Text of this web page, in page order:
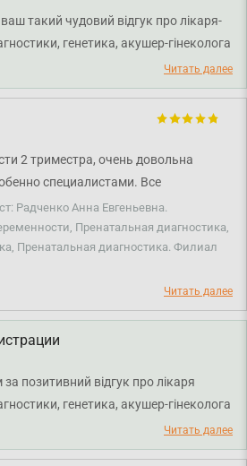
космоса!! Аппарат – ТОР!!!! Девушки,
на УЗИ малыша в 3д формате – это
и эмоции обеспечены на долго!!!
объясняет, а еще всегда дает
и образу жизни. А также
Очень рекомендую каждой
пренатальную диагностику в Смарт
такий чудовий відгук про лікаря-
генетика, акушер-гінеколога
та лікаря-акушер-гінеколога
Раді, що звернулися на
міцного здоров'я та всього
Читать далее
2 триместра, очень довольна
специалистами. Все
главное, что доступно, спокойно без
Радченко Анна Евгеньевна.
Пренатальная диагностика,
Пренатальная диагностика. Филиал
Читать далее
позитивний відгук про лікаря
генетика, акушер-гінеколога
Бажаємо вам міцного здоров'я
Читать далее